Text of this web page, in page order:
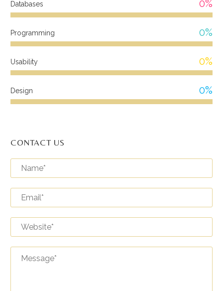
Databases 0%
Programming 0%
Usability 0%
Design 0%
CONTACT US